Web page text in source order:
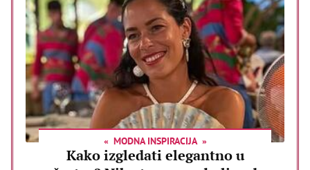
MODNA INSPIRACIJA
Kako izgledati elegantno u